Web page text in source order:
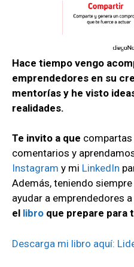
Hace tiempo vengo
emprendedores en su
mentorías y he visto
realidades.
Te invito a que compartas
comentarios y
Instagram y mi LinkedIn
Además, teniendo
ayudar a emprendedores
el libro que prepare para
Descarga mi libro aquí: